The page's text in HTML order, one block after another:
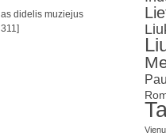
didelis muziejus